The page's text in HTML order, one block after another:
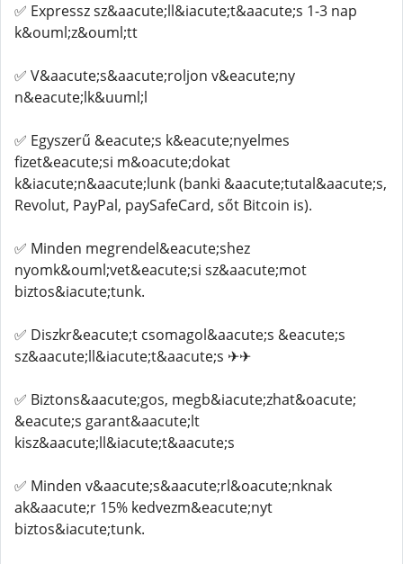
✅ Expressz sz&aacute;ll&iacute;t&aacute;s 1-3 nap
k&ouml;z&ouml;tt
✅ V&aacute;s&aacute;roljon v&eacute;ny
n&eacute;lk&uuml;l
✅ Egyszerű &eacute;s k&eacute;nyelmes
fizet&eacute;si m&oacute;dokat
k&iacute;n&aacute;lunk (banki &aacute;tutal&aacute;s,
Revolut, PayPal, paySafeCard, sőt Bitcoin is).
✅ Minden megrendel&eacute;shez
nyomk&ouml;vet&eacute;si sz&aacute;mot
biztos&iacute;tunk.
✅ Diszkr&eacute;t csomagol&aacute;s &eacute;s
sz&aacute;ll&iacute;t&aacute;s ✈✈
✅ Biztons&aacute;gos, megb&iacute;zhat&oacute;
&eacute;s garant&aacute;lt
kisz&aacute;ll&iacute;t&aacute;s
✅ Minden v&aacute;s&aacute;rl&oacute;nknak
ak&aacute;r 15% kedvezm&eacute;nyt
biztos&iacute;tunk.